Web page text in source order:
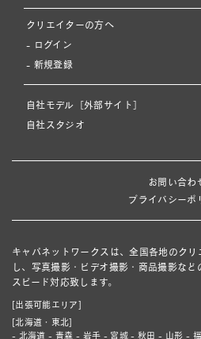
クリエイターの方へ
- ログイン
- 新規登録
自社モデル［外部サイト］
自社スタジオ
お問い合わ
プライバシーポ
キャパネットワークスは、全国各地のク
し、写真撮影・ビデオ撮影・商品撮影な
スピード対応致します。
[出張可能エリア]
[北海道・東北]
- 北海道 - 青森 - 岩手 - 宮城 - 秋田 - 山形 -